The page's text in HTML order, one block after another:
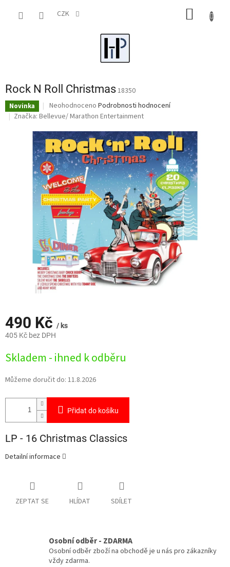
CZK
Rock N Roll Christmas18350
Novinka
Průměrné
hodnocení
je
0,0
z
5
hvězdiček.
Neohodnoceno Podrobnosti hodnocení
Značka: Bellevue/ Marathon Entertainment
490 Kč / ks
405 Kč bez DPH
cena:
Skladem - ihned k odběru
Můžeme doručit do: 11.8.2026
Přidat do košíku
LP - 16 Christmas Classics
Detailní informace
ZEPTAT SE HLÍDAT SDÍLET
Osobní odběr - ZDARMA
Osobní odběr zboží na obchodě je u nás pro zákazníky
vždy zdarma.